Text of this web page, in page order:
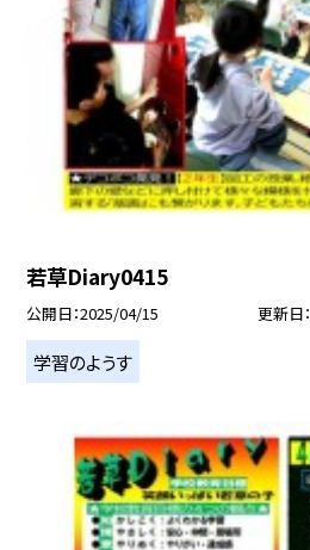
若草Diary0415
公開日 2025/04/15 更新日
学習のようす